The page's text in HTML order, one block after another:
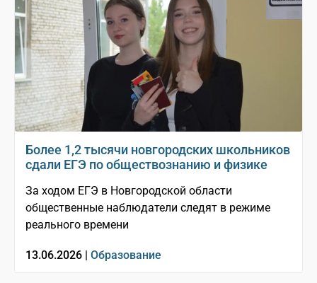
Более 1,2 тысячи новгородских школьников
сдали ЕГЭ по обществознанию и физике
За ходом ЕГЭ в Новгородской области
общественные наблюдатели следят в режиме
реального времени
13.06.2026 | Образование